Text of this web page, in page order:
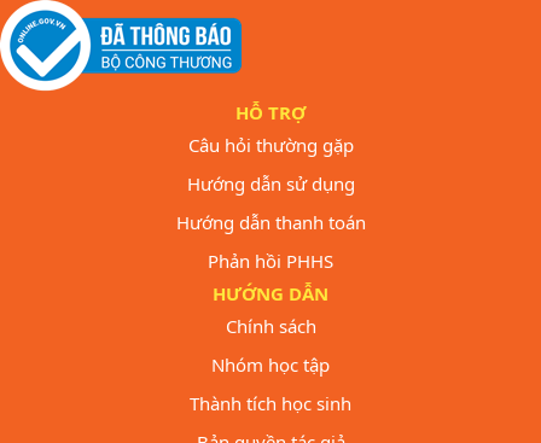
HỖ TRỢ
Câu hỏi thường gặp
Hướng dẫn sử dụng
Hướng dẫn thanh toán
Phản hồi PHHS
HƯỚNG DẪN
Chính sách
Nhóm học tập
Thành tích học sinh